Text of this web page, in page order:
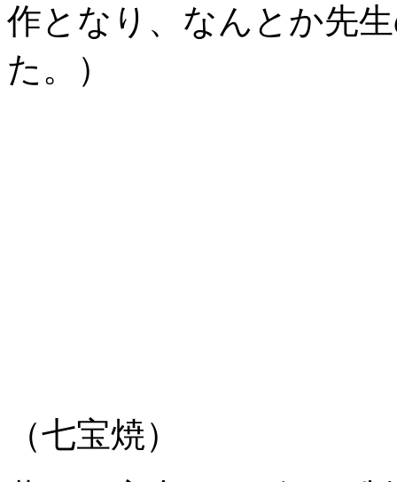
作となり、なんとか先
た。）
（七宝焼）